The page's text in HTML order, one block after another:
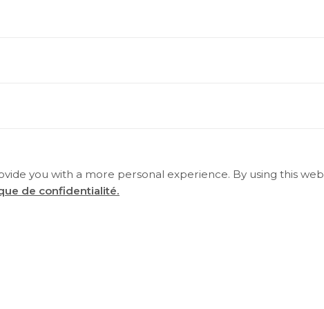
de conformité
you with a more personal experience. By using this
de confidentialité.